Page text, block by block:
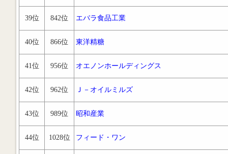
39位 842位 エバラ食品工業
40位 866位 東洋精糖
41位 956位 オエノンホールディングス
42位 962位 Ｊ－オイルミルズ
43位 989位 昭和産業
44位 1028位 フィード・ワン